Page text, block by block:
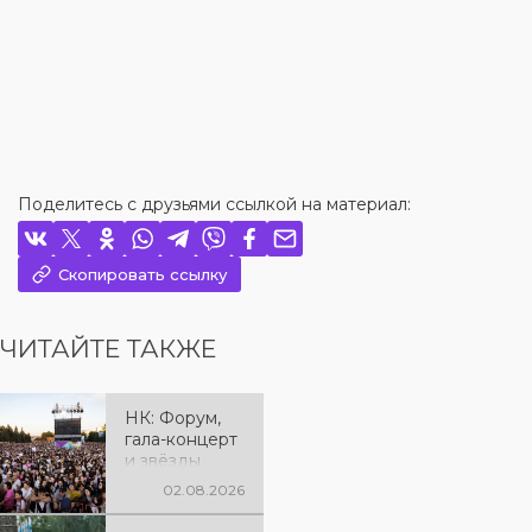
Поделитесь с друзьями ссылкой на материал:
Скопировать ссылку
ЧИТАЙТЕ ТАКЖЕ
НК: Форум,
гала-концерт
и звёзды
эстрады: как
02.08.2026